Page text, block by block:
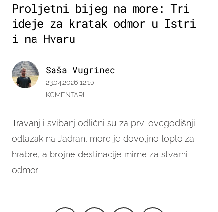
Proljetni bijeg na more: Tri
ideje za kratak odmor u Istri
i na Hvaru
Travanj i svibanj odlični su za prvi ovogodišnji
odlazak na Jadran, more je dovoljno toplo za
hrabre, a brojne destinacije mirne za stvarni
odmor.
Saša Vugrinec
23.04.2026 12:10
KOMENTARI